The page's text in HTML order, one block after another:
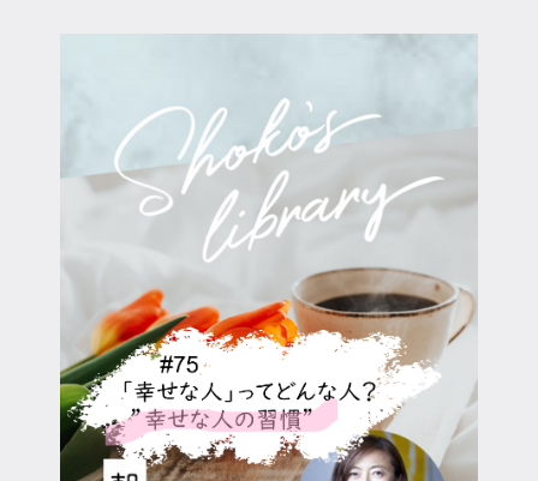
マイページ
ログイン
会員規約について
クラス参加にあたっての同意書
特定商取引にかかわる表示
プライバシーポリシー